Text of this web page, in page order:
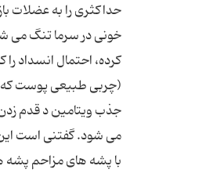
حداکثری را به عضلات
خونی در سرما تنگ می
کرده، احتمال
(چربی طبیعی پوست
جذب ویتامین د قدم
با پشه های مزاحم پشه